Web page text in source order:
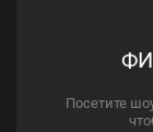
Посетите